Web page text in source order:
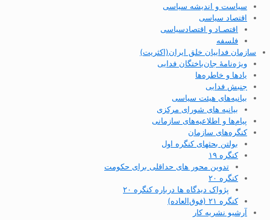
سیاست و اندیشه سیاسی
اقتصاد سیاسی
اقتصـاد و اقتصاد‌سیاسی
فلسفه
سازمان فداییان خلق ایران(اکثریت)
ویژه‌نامهٔ جان‌باختگان فدایی
یادها و خاطره‌ها
جنبش فدایی
بیانیه‌های هیئت سیاسی
بیانیه های شورای مرکزی
پیام‌ها و اطلاعیه‌های سازمانی
کنگره‌های سازمان
بولتن بحثهای کنگره اول
کنگره ۱۹
تدوین محور های حداقلی برای حکومت
کنگره ۲۰
پژواک دیدگاه ها درباره کنگره ۲۰
کنگره ۲۱ (فوق‌العاده)
آرشیو نشریه کار